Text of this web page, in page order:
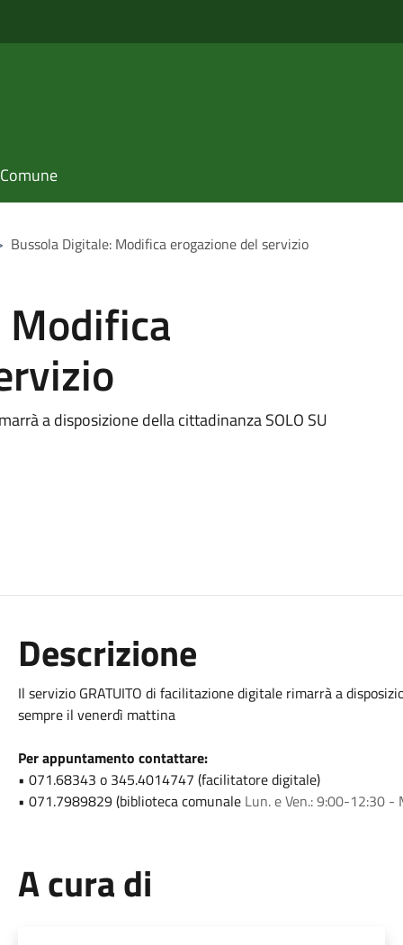
Bussola Digitale: Modifica erogazione del servizio
a disposizione della cittadinanza SOLO SU
Descrizione
Il servizio GRATUITO di facilitazione digitale rimarrà a
sempre il venerdì mattina
Per appuntamento contattare:
• 071.68343 o 345.4014747 (facilitatore digitale)
• ⁠071.7989829 (biblioteca comunale Lun. e Ven.: 9:00-12:30 -
A cura di